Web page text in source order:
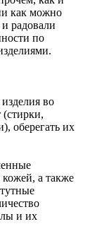
как можно
радовали
по
во
оберегать их
кожей, а также
и их